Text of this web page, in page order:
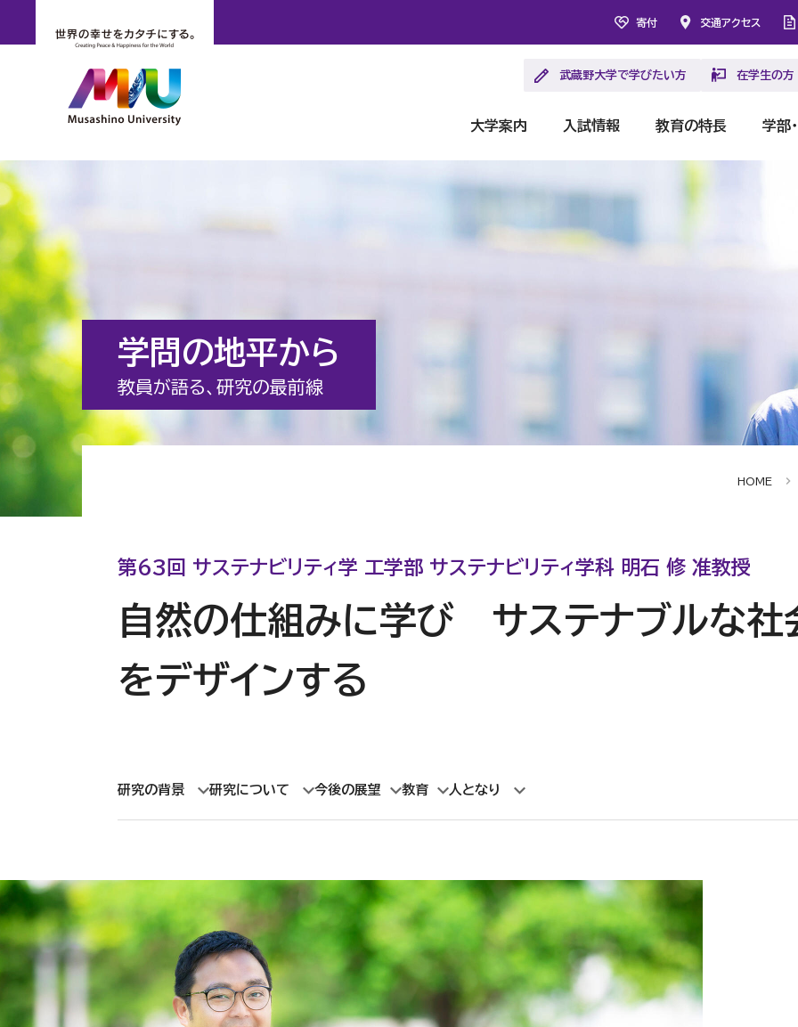
寄付 交通アクセス
武蔵野大学で学びたい方 在学生の方
大学案内 入試情報 教育の特長 学部
学問の地平から
教員が語る、研究の最前線
HOME
第63回 サステナビリティ学 工学部 サステナビリティ学科 明石 修 准教授
自然の仕組みに学び サステナブルな社
をデザインする
研究の背景 研究について 今後の展望 教育 人となり